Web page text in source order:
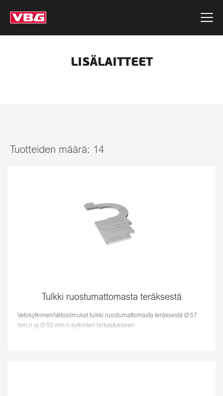
LISÄLAITTEET
Tuotteiden määrä: 14
Tulkki ruostumattomasta teräksestä
Vetokytkimen/Vetosilmukat tulkki ruostumattomasta teräksestä Ø 57
mm:n ja Ø 50 mm:n kytkinten tarkastukseen.